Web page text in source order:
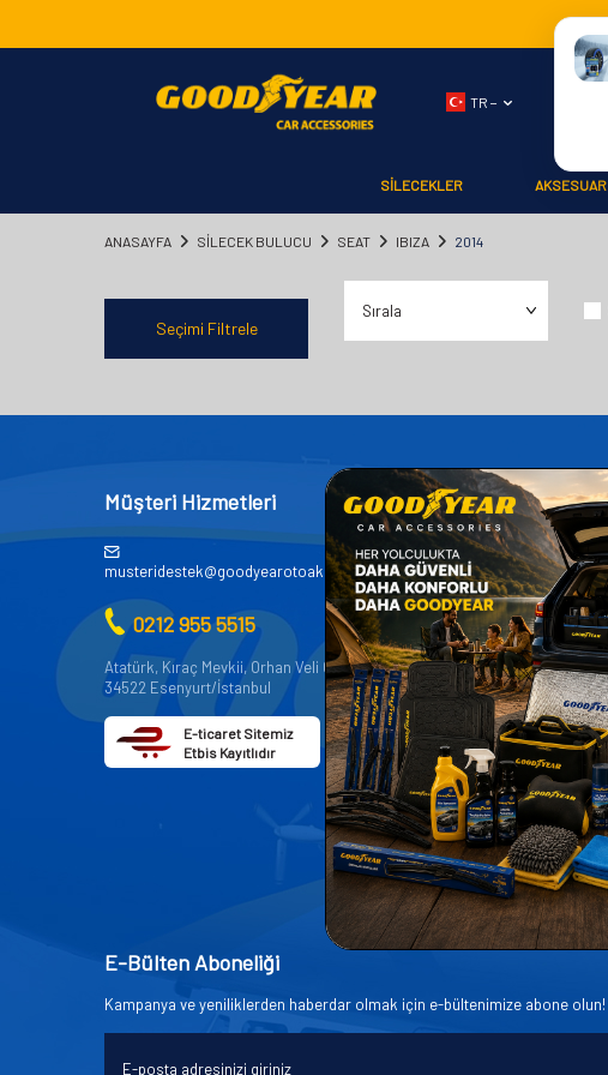
TR −
SİLECEKLER AKSESUAR
ANASAYFA SILECEK BULUCU SEAT IBIZA 2014
Seçimi Filtrele
Müşteri Hizmetleri
musteridestek@goodyearotoaksesuar.com.tr
0212 955 5515
Atatürk, Kıraç Mevkii, Orhan Veli Cd. D:No:19,
34522 Esenyurt/İstanbul
E-ticaret Sitemiz
Etbis Kayıtlıdır
Kategoriler
AKÜ
OTO KİMYASALLARI
OTO YEDEK PARÇA
AKSESUAR
OTO BAKIM
E-Bülten Aboneliği
Kampanya ve yeniliklerden haberdar olmak için e-bültenimize abone olun!